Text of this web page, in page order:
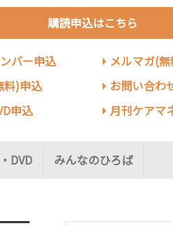
購読申込はこちら
バー申込
料)申込
申込
メルマガ(
お問い合わ
月刊ケアマ
DVD みんなのひろば